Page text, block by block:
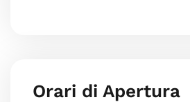
Orari di Apertura